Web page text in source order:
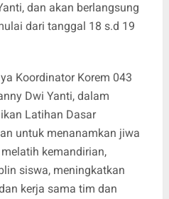
dan akan berlangsung
dari tanggal 18 s.d 19
Koordinator Korem 043
Dwi Yanti, dalam
Latihan Dasar
untuk menanamkan jiwa
kemandirian,
siswa, meningkatkan
kerja sama tim dan